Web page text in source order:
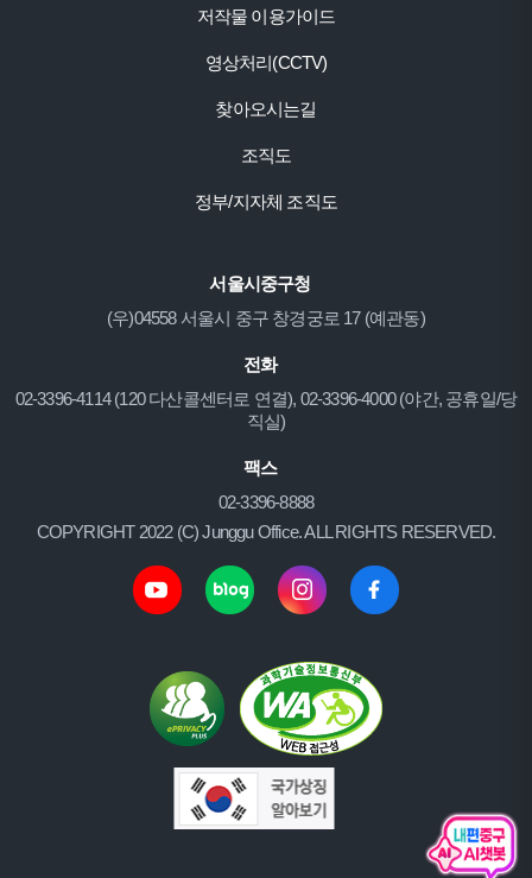
저작물 이용가이드
영상처리(CCTV)
찾아오시는길
조직도
정부/지자체 조직도
서울시중구청
(우)04558 서울시 중구 창경궁로 17 (예관동)
전화
02-3396-4114 (120 다산콜센터로 연결), 02-3396-4000 (야간, 공휴일/당
직실)
팩스
02-3396-8888
COPYRIGHT 2022 (C) Junggu Office. ALL RIGHTS RESERVED.